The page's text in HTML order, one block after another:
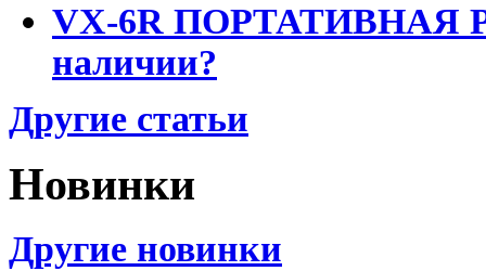
VX-6R ПОРТАТИВНАЯ
наличии?
Другие статьи
Новинки
Другие новинки